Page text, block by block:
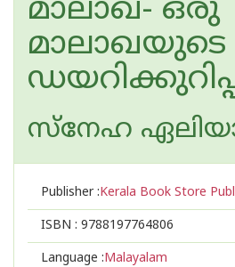
മാലാഖ- ഒരു
മാലാഖയുടെ
സ്നേഹ
Publisher :Kerala Book Store
ISBN : 9788197764806
Language :Malayalam